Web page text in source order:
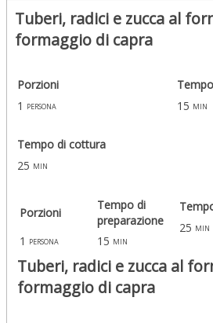
Tuberi, radici e zucca al
formaggio di capra
Porzioni
1 persona 15 min
Tempo di cottura
25 min
Porzioni
Tempo di
preparazione
1 persona 15 min
25 min
Tuberi, radici e zucca al
formaggio di capra